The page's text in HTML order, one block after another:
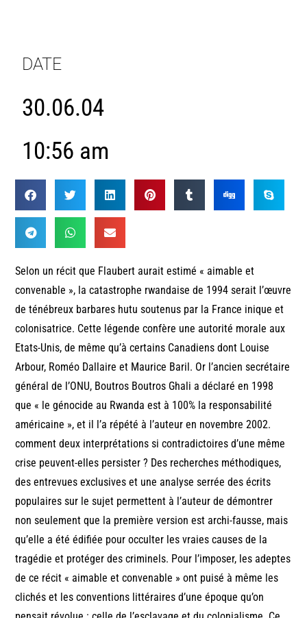
DATE
30.06.04
10:56 am
Selon un récit que Flaubert aurait estimé « aimable et
convenable », la catastrophe rwandaise de 1994 serait l’œuvre
de ténébreux barbares hutu soutenus par la France inique et
colonisatrice. Cette légende confère une autorité morale aux
Etats-Unis, de même qu’à certains Canadiens dont Louise
Arbour, Roméo Dallaire et Maurice Baril. Or l’ancien secrétaire
général de l’ONU, Boutros Boutros Ghali a déclaré en 1998
que « le génocide au Rwanda est à 100% la responsabilité
américaine », et il l’a répété à l’auteur en novembre 2002.
comment deux interprétations si contradictoires d’une même
crise peuvent-elles persister ? Des recherches méthodiques,
des entrevues exclusives et une analyse serrée des écrits
populaires sur le sujet permettent à l’auteur de démontrer
non seulement que la première version est archi-fausse, mais
qu’elle a été édifiée pour occulter les vraies causes de la
tragédie et protéger des criminels. Pour l’imposer, les adeptes
de ce récit « aimable et convenable » ont puisé à même les
clichés et les conventions littéraires d’une époque qu’on